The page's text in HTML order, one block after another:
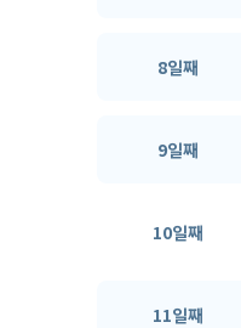
8일째
9일째
10일째
11일째